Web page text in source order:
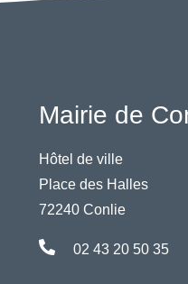
Mairie de
Hôtel de ville
Place des Halles
72240 Conlie
02 43 20 50 35